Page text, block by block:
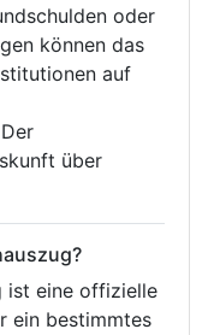
oder
können das
auf
über
ist eine offizielle
ein bestimmtes